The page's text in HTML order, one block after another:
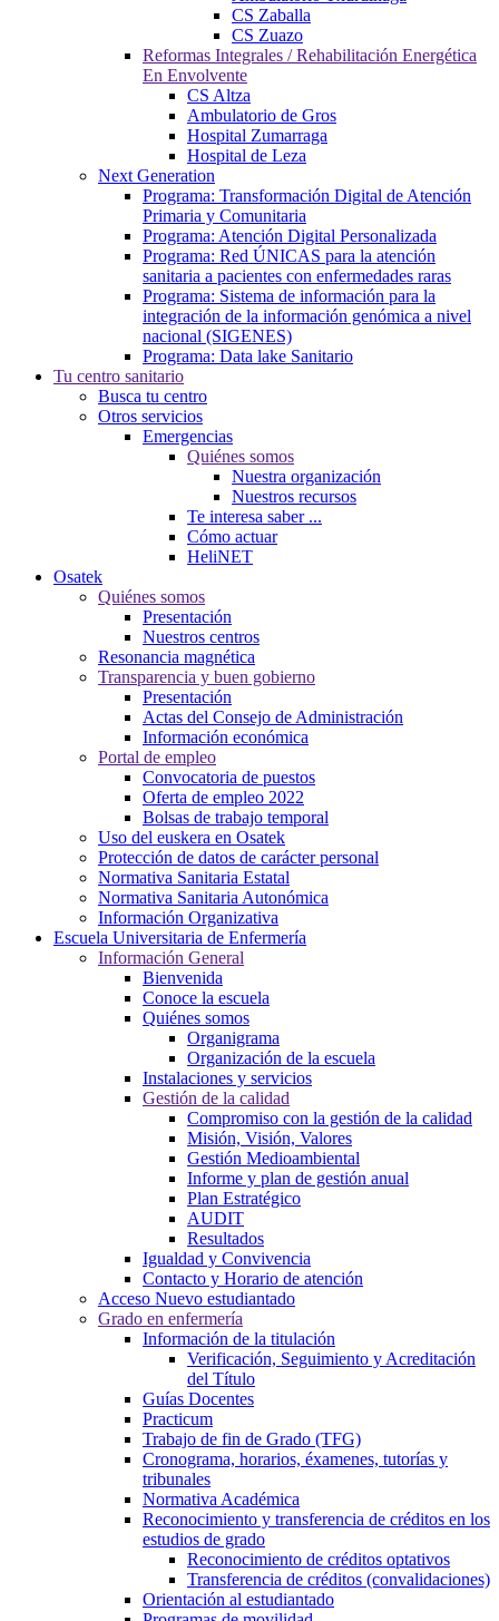
CS Zaballa
CS Zuazo
Reformas Integrales / Rehabilitación Energética
En Envolvente
CS Altza
Ambulatorio de Gros
Hospital Zumarraga
Hospital de Leza
Next Generation
Programa: Transformación Digital de Atención
Primaria y Comunitaria
Programa: Atención Digital Personalizada
Programa: Red ÚNICAS para la atención
sanitaria a pacientes con enfermedades raras
Programa: Sistema de información para la
integración de la información genómica a nivel
nacional (SIGENES)
Programa: Data lake Sanitario
Tu centro sanitario
Busca tu centro
Otros servicios
Emergencias
Quiénes somos
Nuestra organización
Nuestros recursos
Te interesa saber ...
Cómo actuar
HeliNET
Osatek
Quiénes somos
Presentación
Nuestros centros
Resonancia magnética
Transparencia y buen gobierno
Presentación
Actas del Consejo de Administración
Información económica
Portal de empleo
Convocatoria de puestos
Oferta de empleo 2022
Bolsas de trabajo temporal
Uso del euskera en Osatek
Protección de datos de carácter personal
Normativa Sanitaria Estatal
Normativa Sanitaria Autonómica
Información Organizativa
Escuela Universitaria de Enfermería
Información General
Bienvenida
Conoce la escuela
Quiénes somos
Organigrama
Organización de la escuela
Instalaciones y servicios
Gestión de la calidad
Compromiso con la gestión de la calidad
Misión, Visión, Valores
Gestión Medioambiental
Informe y plan de gestión anual
Plan Estratégico
AUDIT
Resultados
Igualdad y Convivencia
Contacto y Horario de atención
Acceso Nuevo estudiantado
Grado en enfermería
Información de la titulación
Verificación, Seguimiento y Acreditación
del Título
Guías Docentes
Practicum
Trabajo de fin de Grado (TFG)
Cronograma, horarios, éxamenes, tutorías y
tribunales
Normativa Académica
Reconocimiento y transferencia de créditos en los
estudios de grado
Reconocimiento de créditos optativos
Transferencia de créditos (convalidaciones)
Orientación al estudiantado